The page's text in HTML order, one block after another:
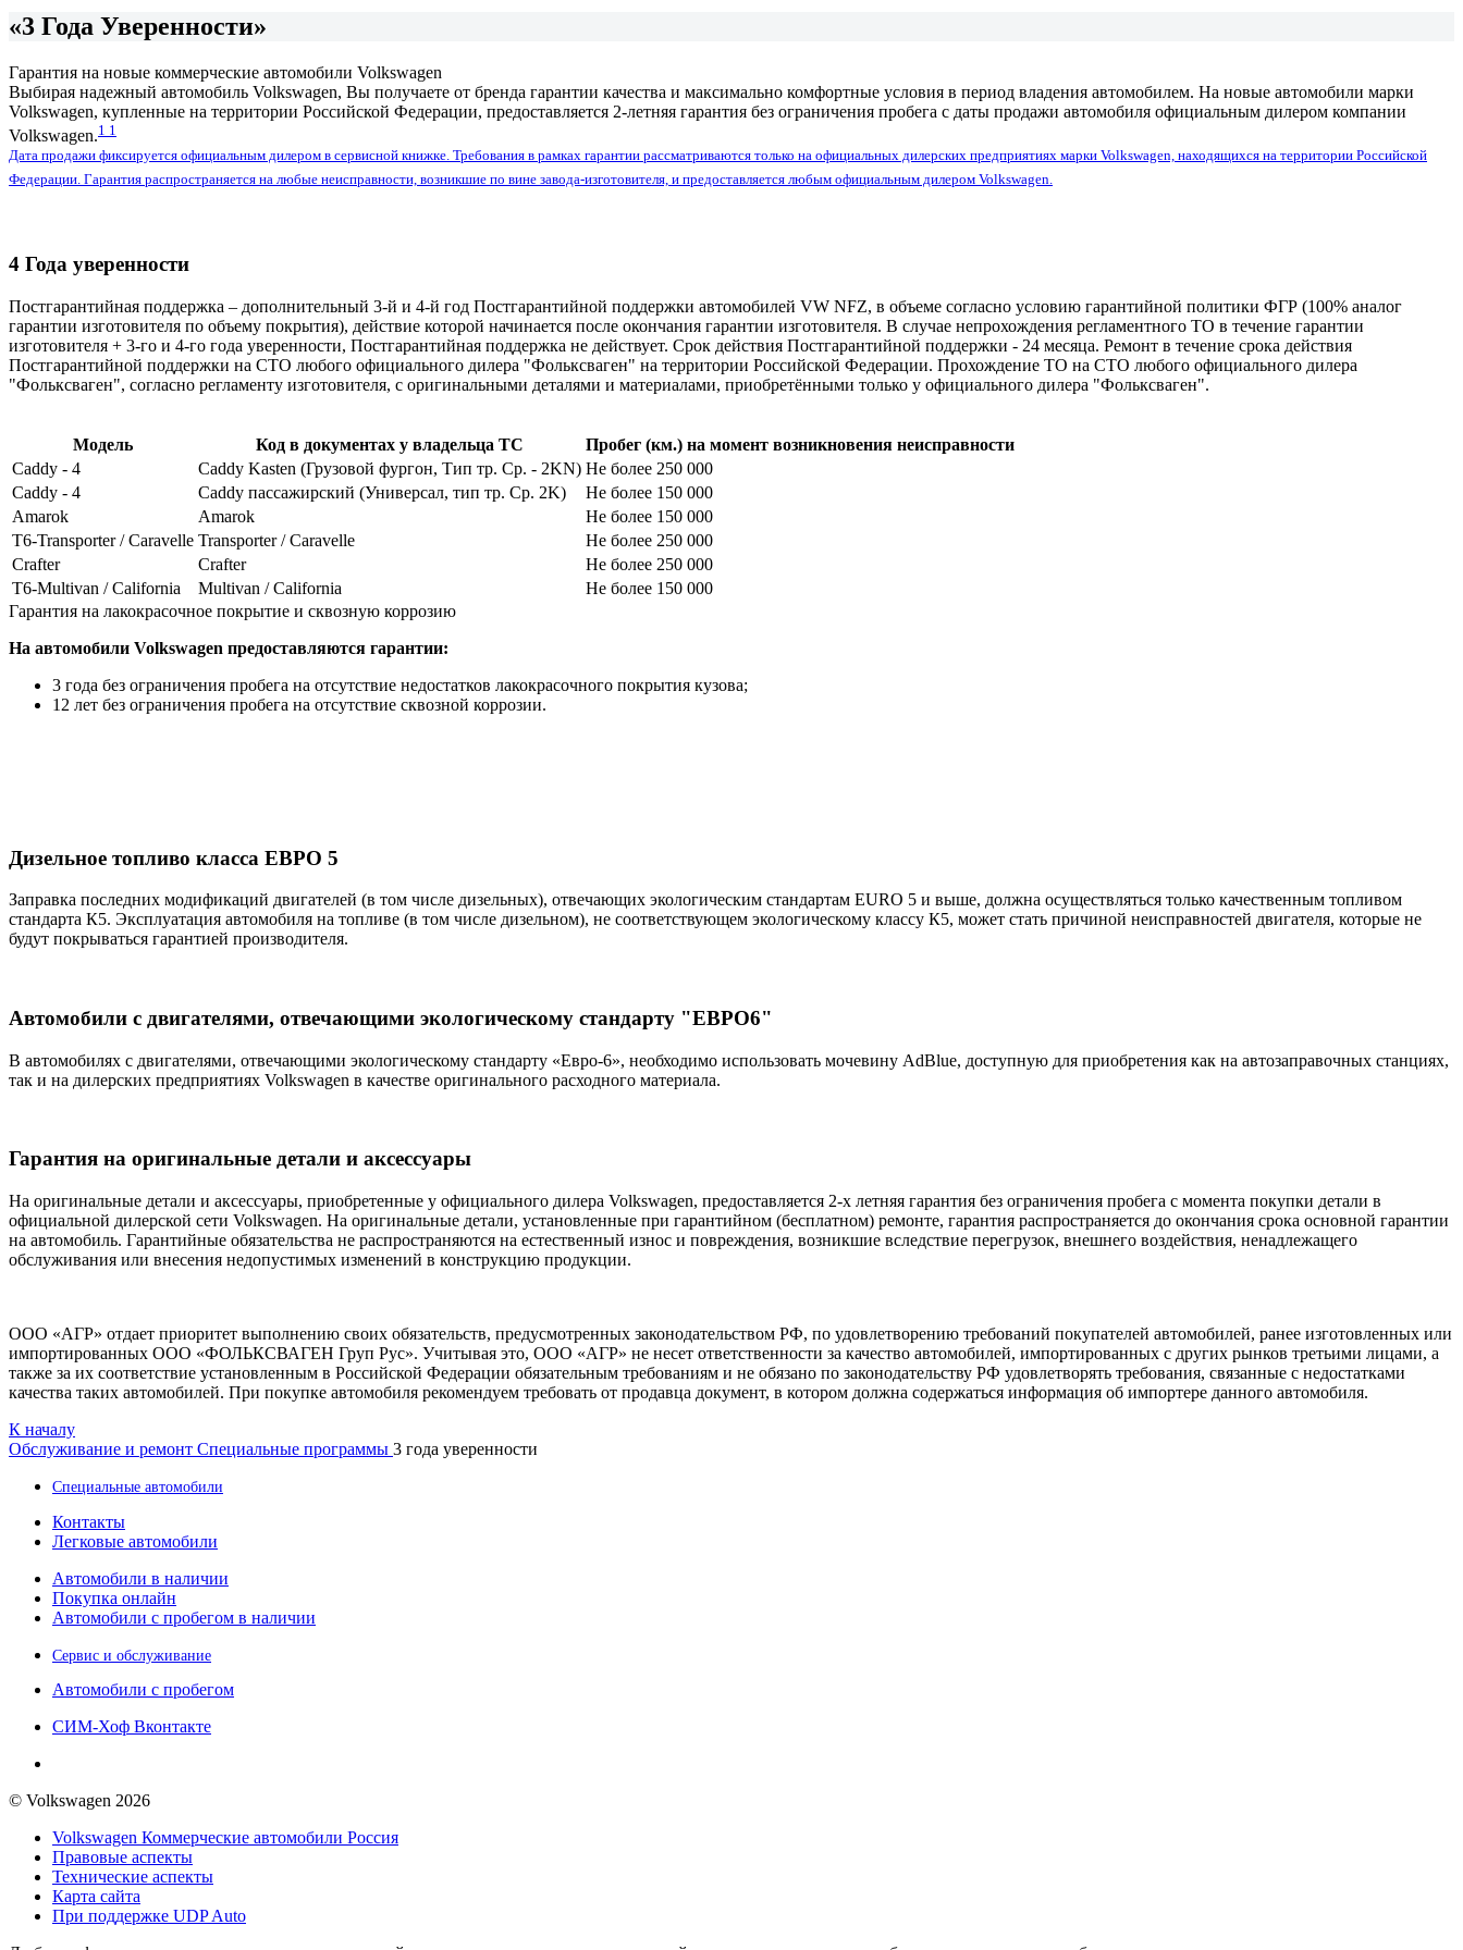
«3 Года Уверенности»
Гарантия на новые коммерческие автомобили Volkswagen
Выбирая надежный автомобиль Volkswagen, Вы получаете от бренда гарантии качества и максимально комфортные условия в период владения автомобилем. На новые автомобили марки
Volkswagen, купленные на территории Российской Федерации, предоставляется 2-летняя гарантия без ограничения пробега с даты продажи автомобиля официальным дилером компании
Volkswagen.1 1
Дата продажи фиксируется официальным дилером в сервисной книжке. Требования в рамках гарантии рассматриваются только на официальных дилерских предприятиях марки Volkswagen, находящихся на территории Российской
Федерации. Гарантия распространяется на любые неисправности, возникшие по вине завода-изготовителя, и предоставляется любым официальным дилером Volkswagen.
4 Года уверенности
Постгарантийная поддержка – дополнительный 3-й и 4-й год Постгарантийной поддержки автомобилей VW NFZ, в объеме согласно условию гарантийной политики ФГР (100% аналог
гарантии изготовителя по объему покрытия), действие которой начинается после окончания гарантии изготовителя. В случае непрохождения регламентного ТО в течение гарантии
изготовителя + 3-го и 4-го года уверенности, Постгарантийная поддержка не действует. Срок действия Постгарантийной поддержки - 24 меcяца. Ремонт в течение срока действия
Постгарантийной поддержки на СТО любого официального дилера "Фольксваген" на территории Российской Федерации. Прохождение ТО на СТО любого официального дилера
"Фольксваген", согласно регламенту изготовителя, с оригинальными деталями и материалами, приобретёнными только у официального дилера "Фольксваген".
Модель Код в документах у владельца ТС
Пробег (км.) на момент возникновения неисправности
Caddy - 4
Caddy Kasten (Грузовой фургон, Тип тр. Ср. - 2KN) Не более 250 000
Caddy - 4
Caddy пассажирский (Универсал, тип тр. Ср. 2K)
Не более 150 000
Amarok
Amarok
Не более 150 000
T6-Transporter / Caravelle Transporter / Caravelle
Не более 250 000
Crafter
Crafter
Не более 250 000
T6-Multivan / California
Multivan / California
Не более 150 000
Гарантия на лакокрасочное покрытие и сквозную коррозию
На автомобили Volkswagen предоставляются гарантии:
3 года без ограничения пробега на отсутствие недостатков лакокрасочного покрытия кузова;
12 лет без ограничения пробега на отсутствие сквозной коррозии.
Дизельное топливо класса ЕВРО 5
Заправка последних модификаций двигателей (в том числе дизельных), отвечающих экологическим стандартам EURO 5 и выше, должна осуществляться только качественным топливом
стандарта К5. Эксплуатация автомобиля на топливе (в том числе дизельном), не соответствующем экологическому классу К5, может стать причиной неисправностей двигателя, которые не
будут покрываться гарантией производителя.
Автомобили с двигателями, отвечающими экологическому стандарту "ЕВРО6"
В автомобилях с двигателями, отвечающими экологическому стандарту «Евро-6», необходимо использовать мочевину AdBlue, доступную для приобретения как на автозаправочных станциях,
так и на дилерских предприятиях Volkswagen в качестве оригинального расходного материала.
Гарантия на оригинальные детали и аксессуары
На оригинальные детали и аксессуары, приобретенные у официального дилера Volkswagen, предоставляется 2-х летняя гарантия без ограничения пробега с момента покупки детали в
официальной дилерской сети Volkswagen. На оригинальные детали, установленные при гарантийном (бесплатном) ремонте, гарантия распространяется до окончания срока основной гарантии
на автомобиль. Гарантийные обязательства не распространяются на естественный износ и повреждения, возникшие вследствие перегрузок, внешнего воздействия, ненадлежащего
обслуживания или внесения недопустимых изменений в конструкцию продукции.
ООО «АГР» отдает приоритет выполнению своих обязательств, предусмотренных законодательством РФ, по удовлетворению требований покупателей автомобилей, ранее изготовленных или
импортированных ООО «ФОЛЬКСВАГЕН Груп Рус». Учитывая это, ООО «АГР» не несет ответственности за качество автомобилей, импортированных с других рынков третьими лицами, а
также за их соответствие установленным в Российской Федерации обязательным требованиям и не обязано по законодательству РФ удовлетворять требования, связанные с недостатками
качества таких автомобилей. При покупке автомобиля рекомендуем требовать от продавца документ, в котором должна содержаться информация об импортере данного автомобиля.
К началу
Обслуживание и ремонт Специальные программы 3 года уверенности
Специальные автомобили
Контакты
Легковые автомобили
Автомобили в наличии
Покупка онлайн
Автомобили с пробегом в наличии
Сервис и обслуживание
Автомобили с пробегом
СИМ-Хоф Вконтакте
© Volkswagen 2026
Volkswagen Коммерческие автомобили Россия
Правовые аспекты
Технические аспекты
Карта сайта
При поддержке UDP Auto